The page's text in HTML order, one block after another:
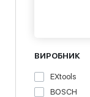
ВИРОБНИК
EXtools
BOSCH